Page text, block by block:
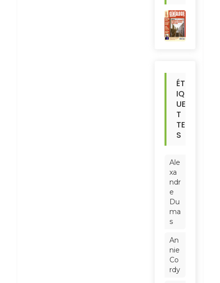
ÉT
IQ
UE
T
TE
S
Ale
xa
ndr
e
Du
ma
s
An
nie
Co
rdy